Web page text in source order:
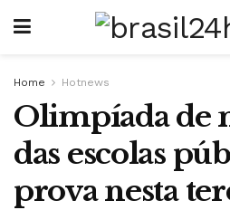
Home Hotnews
Olimpíada de
das escolas
prova nesta